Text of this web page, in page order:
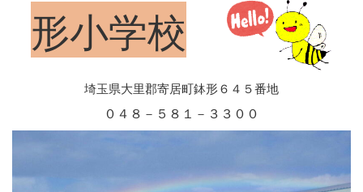
形小学校
埼玉県大里郡寄居町鉢形６４５番地
０４８－５８１－３３００